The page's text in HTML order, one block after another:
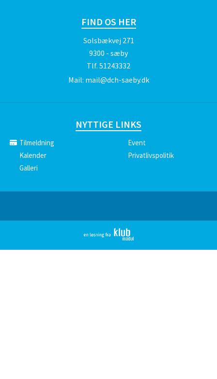
FIND OS HER
Solsbækvej 271
9300 - sæby
Tlf. 51243332
Mail: mail@dch-saeby.dk
NYTTIGE LINKS
Tilmeldning
Event
Kalender
Privatlivspolitik
Galleri